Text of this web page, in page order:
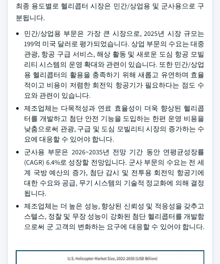
최종 용도별로 헬리콥터 시장은 민간/상업용 및 군사용으로 구
분됩니다.
민간/상업용 부문은 가장 큰 시장으로, 2025년 시장 규모는
199억 미국 달러로 평가되었습니다. 상업 부문의 수요는 대중
관광, 항공 구급 서비스, 해상 활동 및 새로운 도심 항공 모빌
리티 시스템의 운영 확대와 관련이 있습니다. 또한 민간/상업
용 헬리콥터의 활용을 충족하기 위해 새롭고 유연하며 효율
적이고 비용이 저렴한 회전익 항공기가 필요하다는 점도 수
요와 관련이 있습니다.
제조업체는 다목적성과 연료 효율성이 더욱 향상된 헬리콥
터를 개발하고 첨단 안전 기능을 도입하는 한편 운영 비용을
낮춤으로써 관광, 구급 및 도심 모빌리티 시장의 증가하는 수
요에 대응할 수 있어야 합니다.
군사용 부문은 2026~2035년 전망 기간 동안 연평균성장률
(CAGR) 6.4%로 성장할 전망입니다. 군사 부문의 수요는 전 세
계 국방 예산의 증가, 첨단 감시 및 전투용 회전익 항공기에
대한 수요와 공급, 무기 시스템의 기술적 정교화에 의해 결정
됩니다.
제조업체는 더 높은 성능, 향상된 신뢰성 및 적응성을 갖추고
스텔스, 정찰 및 무장 성능이 강화된 첨단 헬리콥터를 개발함
으로써 군 고객의 변화하는 요구에 대응할 수 있어야 합니다.